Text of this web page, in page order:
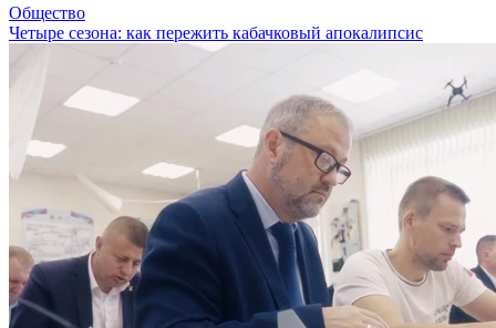
Общество
Четыре сезона: как пережить кабачковый апокалипсис